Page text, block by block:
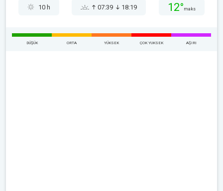
10 h 07:39 18:19 12° maks
DÜŞÜK ORTA YÜKSEK ÇOK YUKSEK AŞIRI